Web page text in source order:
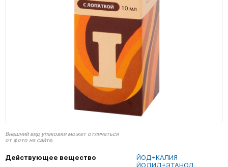
Внешний вид упаковки может отличаться
от фото на сайте.
Действующее вещество
ЙОД+КАЛИЯ
ЙОДИД+ЭТАНОЛ